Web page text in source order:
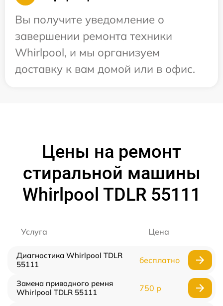
Вы получите уведомление о
завершении ремонта техники
Whirlpool, и мы организуем
доставку к вам домой или в офис.
Цены на ремонт
стиральной машины
Whirlpool TDLR 55111
Услуга Цена
Диагностика Whirlpool TDLR
55111
бесплатно
Замена приводного ремня
Whirlpool TDLR 55111
750 р